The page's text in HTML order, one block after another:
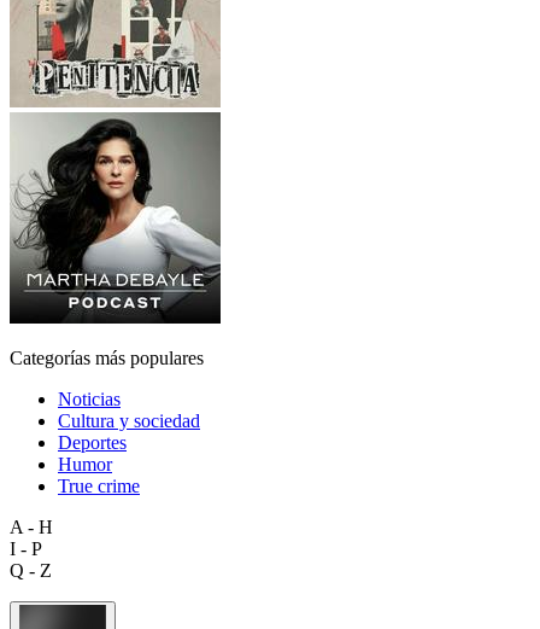
Categorías más populares
Noticias
Cultura y sociedad
Deportes
Humor
True crime
A - H
I - P
Q - Z